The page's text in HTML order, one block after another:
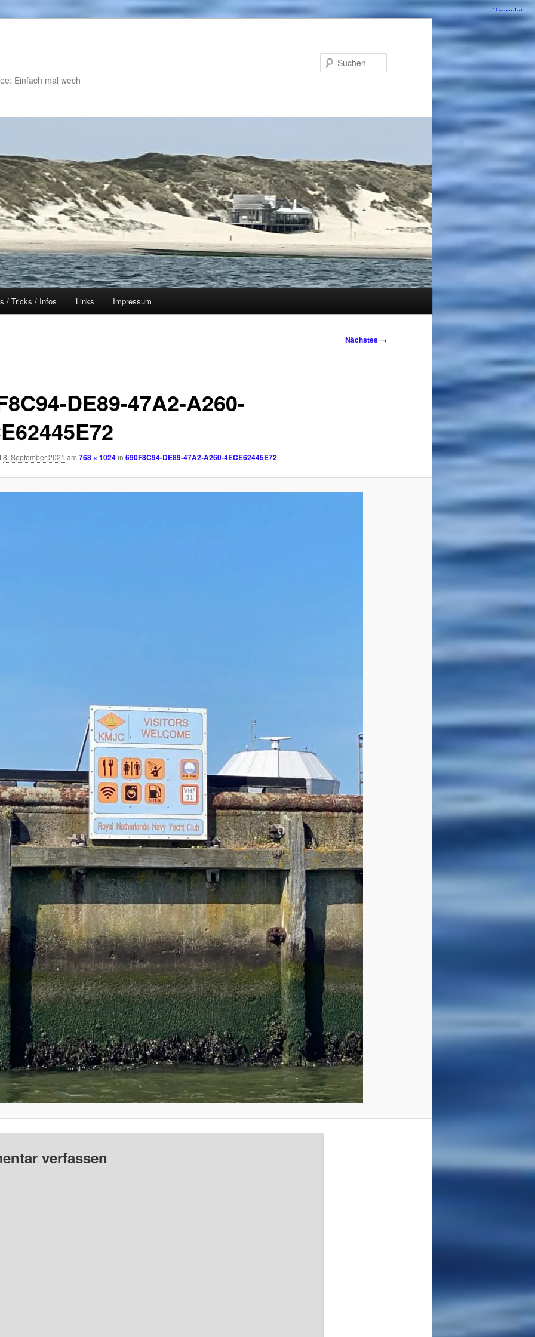
Einfach mal wech
/ Tricks / Infos Links Impressum
Nächstes →
DE89-47A2-A260-
8. September 2021 am 768 × 1024in 690F8C94-DE89-47A2-A260-4ECE62445E72
verfassen